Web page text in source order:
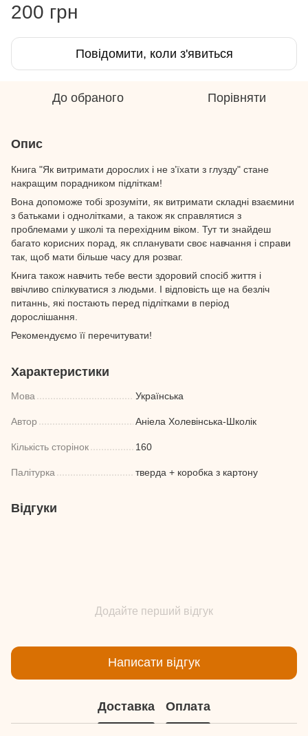
200 грн
Повідомити, коли з'явиться
До обраного Порівняти
Опис
Книга "Як витримати дорослих і не зʼїхати з глузду" стане
накращим порадником підліткам!
Вона допоможе тобі зрозуміти, як витримати складні взаємини
з батьками і однолітками, а також як справлятися з
проблемами у школі та перехідним віком. Тут ти знайдеш
багато корисних порад, як спланувати своє навчання і справи
так, щоб мати більше часу для розваг.
Книга також навчить тебе вести здоровий спосіб життя і
ввічливо спілкуватися з людьми. І відповість ще на безліч
питаннь, які постають перед підлітками в період
дорослішання.
Рекомендуємо її перечитувати!
Характеристики
Мова Українська
Автор Аніела Холевінська-Школік
Кількість сторінок 160
Палітурка тверда + коробка з картону
Відгуки
Додайте перший відгук
Написати відгук
Доставка Оплата